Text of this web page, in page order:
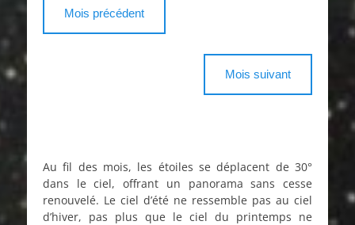
Mois précédent
Mois suivant
Au fil des mois, les étoiles se déplacent de 30°
dans le ciel, offrant un panorama sans cesse
renouvelé. Le ciel d’été ne ressemble pas au ciel
d’hiver, pas plus que le ciel du printemps ne